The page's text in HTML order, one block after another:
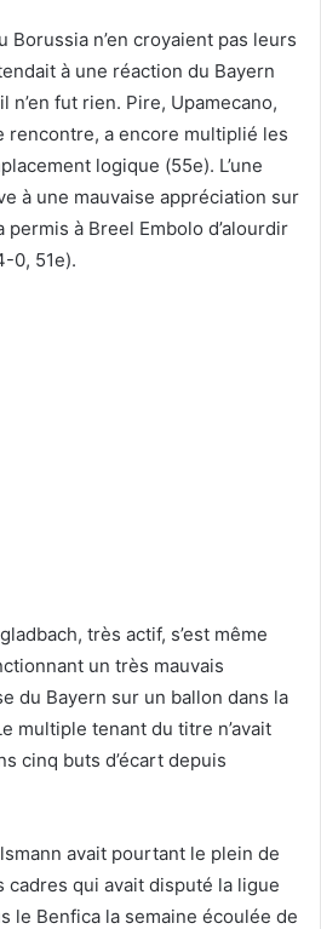
n’en croyaient pas leurs
à une réaction du Bayern
n’en fut rien. Pire, Upamecano,
rencontre, a encore multiplié les
logique (55e). L’une
à une mauvaise appréciation sur
permis à Breel Embolo d’alourdir
0, 51e).
très actif, s’est même
un très mauvais
du Bayern sur un ballon dans la
multiple tenant du titre n’avait
cinq buts d’écart depuis
avait pourtant le plein de
qui avait disputé la ligue
le Benfica la semaine écoulée de